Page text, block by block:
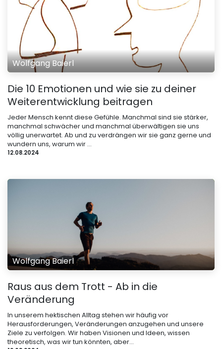
Wolfgang Baierl
Die 10 Emotionen und wie sie zu deiner
Weiterentwicklung beitragen
Jeder Mensch kennt diese Gefühle. Manchmal sind sie stärker,
manchmal schwächer und manchmal überwältigen sie uns
völlig unerwartet. Ab und zu verdrängen wir sie ganz gerne und
wundern uns, warum wir ...
12.08.2024
Wolfgang Baierl
Raus aus dem Trott - Ab in die
Veränderung
In unserem hektischen Alltag stehen wir häufig vor
Herausforderungen, Veränderungen anzugehen und unsere
Ziele zu verfolgen. Wir haben Visionen und Ideen, wissen
theoretisch, was wir tun könnten, aber...